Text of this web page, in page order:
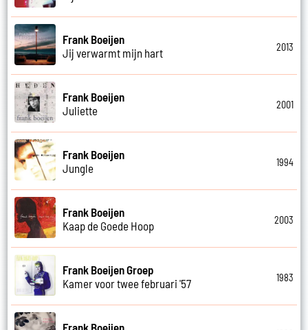
Frank Boeijen
Jij verwarmt mijn hart
2013
Frank Boeijen
Juliette
2001
Frank Boeijen
Jungle
1994
Frank Boeijen
Kaap de Goede Hoop
2003
Frank Boeijen Groep
Kamer voor twee februari '57
1983
Frank Boeijen